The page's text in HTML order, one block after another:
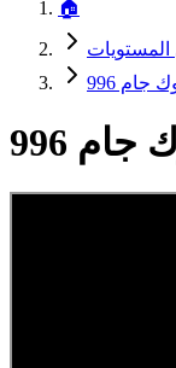
🏠
996
996